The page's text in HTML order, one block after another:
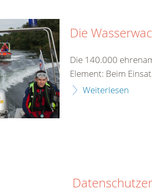
Die
Die 140.000
Element: Beim
Weiterlesen